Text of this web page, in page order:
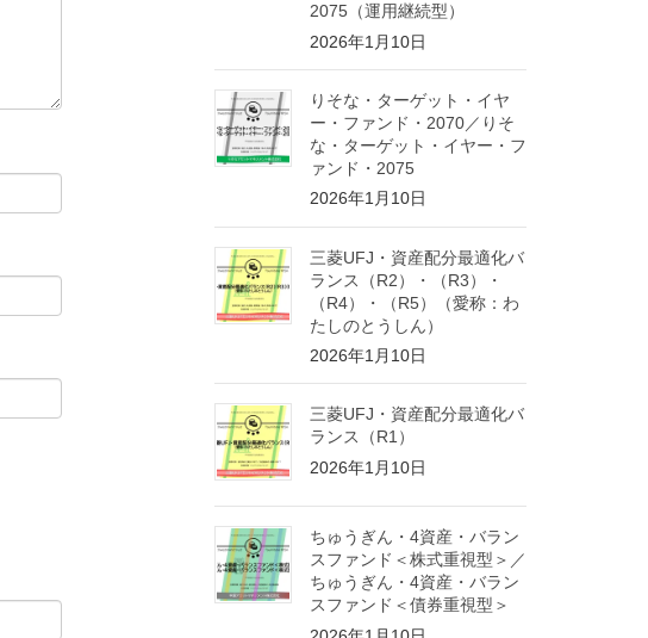
2075（運用継続型）
2026年1月10日
りそな・ターゲット・イヤ
ー・ファンド・2070／りそ
な・ターゲット・イヤー・フ
ァンド・2075
2026年1月10日
三菱UFJ・資産配分最適化バ
ランス（R2）・（R3）・
（R4）・（R5）（愛称：わ
たしのとうしん）
2026年1月10日
三菱UFJ・資産配分最適化バ
ランス（R1）
2026年1月10日
ちゅうぎん・4資産・バラン
スファンド＜株式重視型＞／
ちゅうぎん・4資産・バラン
スファンド＜債券重視型＞